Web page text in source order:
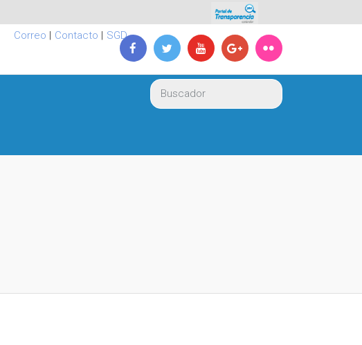
Correo | Contacto | SGD